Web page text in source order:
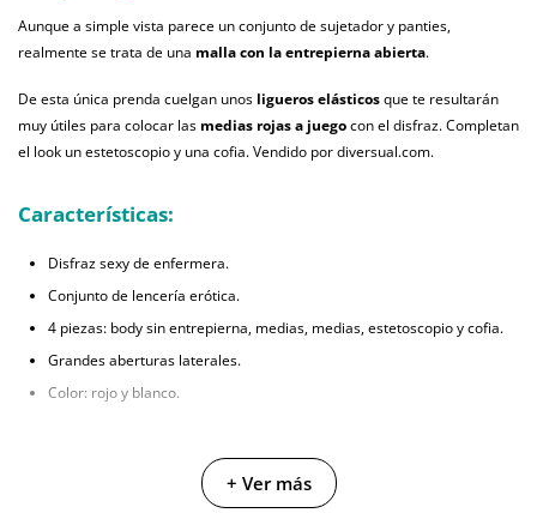
Aunque a simple vista parece un conjunto de sujetador y panties,
realmente se trata de una malla con la entrepierna abierta.
De esta única prenda cuelgan unos ligueros elásticosque te resultarán
muy útiles para colocar las medias rojas a juegocon el disfraz. Completan
el look un estetoscopio y una cofia. Vendido por diversual.com.
Características:
Disfraz sexy de enfermera.
Conjunto de lencería erótica.
4 piezas: body sin entrepierna, medias, medias, estetoscopio y cofia.
Grandes aberturas laterales.
Color: rojo y blanco.
+ Ver más